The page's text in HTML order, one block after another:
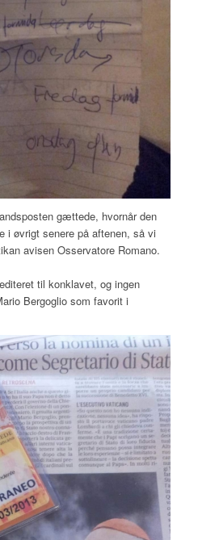
gættede, hvornår den
i øvrigt senere på aftenen, så vi
avisen Osservatore Romano.
til konklavet, og ingen
Bergoglio som favorit i